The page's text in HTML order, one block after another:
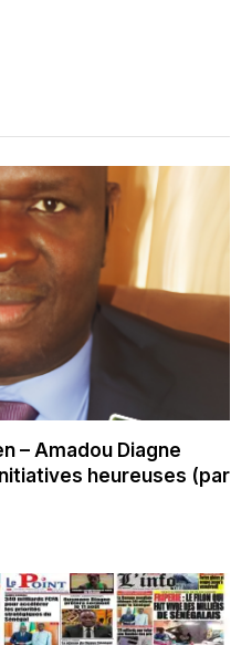
– Amadou Diagne
heureuses (par